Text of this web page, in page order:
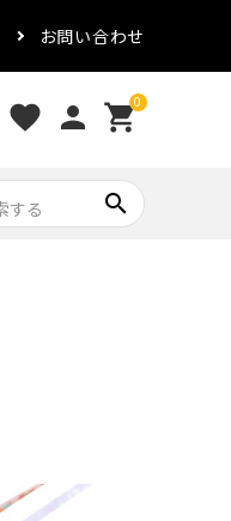
お問い合わせ
favorite person 0
shopping_cart
search